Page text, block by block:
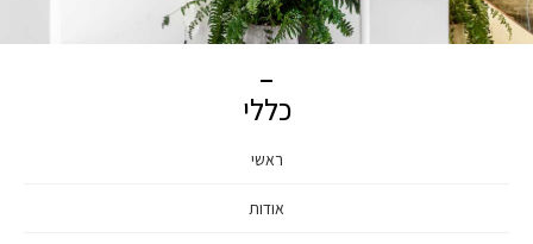
כללי
ראשי
אודות